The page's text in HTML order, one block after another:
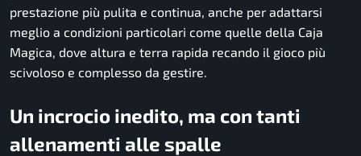
prestazione più pulita e continua, anche per adattarsi
meglio a condizioni particolari come quelle della Caja
Magica, dove altura e terra rapida recando il gioco più
scivoloso e complesso da gestire.
Un incrocio inedito, ma con tanti
allenamenti alle spalle